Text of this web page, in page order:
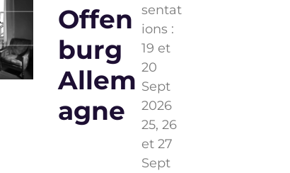
Offen
burg
Allem
agne
sentat
ions :
19 et
20
Sept
2026
25, 26
et 27
Sept